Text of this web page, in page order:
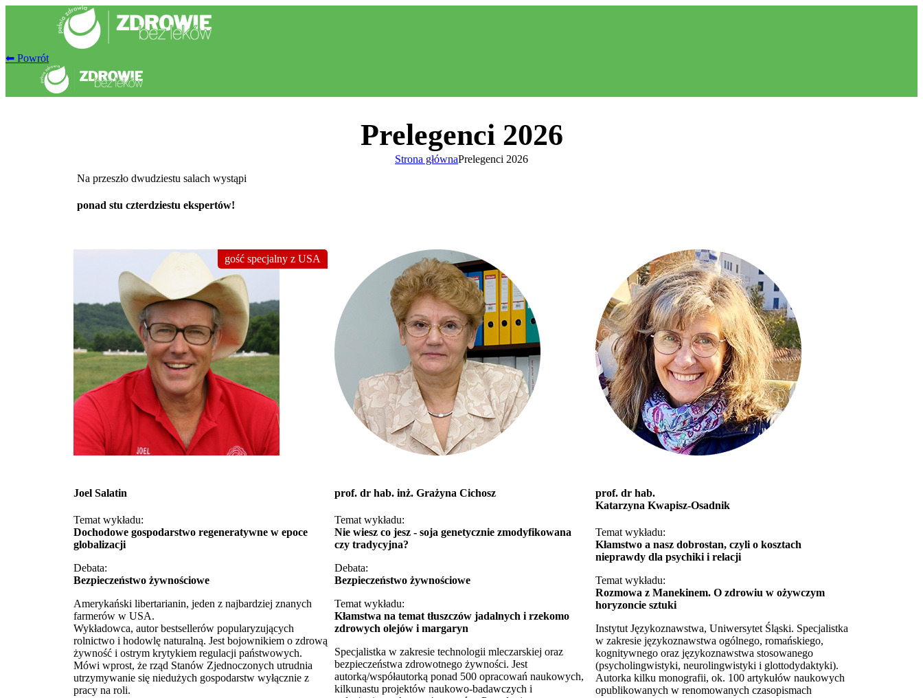
⬅ Powrót
Prelegenci 2026
Strona głównaPrelegenci 2026
Na przeszło dwudziestu salach wystąpi
ponad stu czterdziestu ekspertów!
Joel Salatin
Temat wykładu:
Dochodowe gospodarstwo regeneratywne w epoce
globalizacji
Debata:
Bezpieczeństwo żywnościowe
Amerykański libertarianin, jeden z najbardziej znanych
farmerów w USA.
Wykładowca, autor bestsellerów popularyzujących
rolnictwo i hodowlę naturalną. Jest bojownikiem o zdrową
żywność i ostrym krytykiem regulacji państwowych.
Mówi wprost, że rząd Stanów Zjednoczonych utrudnia
utrzymywanie się niedużych gospodarstw wyłącznie z
pracy na roli.
prof. dr hab. inż. Grażyna Cichosz
Temat wykładu:
Nie wiesz co jesz - soja genetycznie zmodyfikowana
czy tradycyjna?
Debata:
Bezpieczeństwo żywnościowe
Temat wykładu:
Kłamstwa na temat tłuszczów jadalnych i rzekomo
zdrowych olejów i margaryn
Specjalistka w zakresie technologii mleczarskiej oraz
bezpieczeństwa zdrowotnego żywności. Jest
autorką/współautorką ponad 500 opracowań naukowych,
kilkunastu projektów naukowo-badawczych i
prof. dr hab.
Katarzyna Kwapisz-Osadnik
Temat wykładu:
Kłamstwo a nasz dobrostan, czyli o kosztach
nieprawdy dla psychiki i relacji
Temat wykładu:
Rozmowa z Manekinem. O zdrowiu w ożywczym
horyzoncie sztuki
Instytut Językoznawstwa, Uniwersytet Śląski. Specjalistka
w zakresie językoznawstwa ogólnego, romańskiego,
kognitywnego oraz językoznawstwa stosowanego
(psycholingwistyki, neurolingwistyki i glottodydaktyki).
Autorka kilku monografii, ok. 100 artykułów naukowych
opublikowanych w renomowanych czasopismach